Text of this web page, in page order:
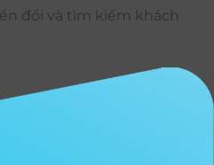
đổi và tìm kiếm khách